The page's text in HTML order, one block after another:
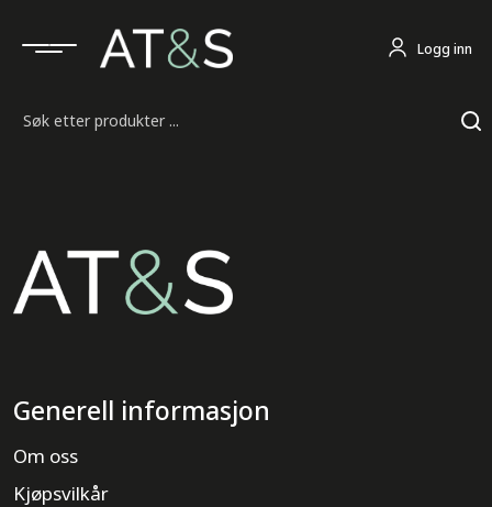
Logg inn
Generell informasjon
Om oss
Kjøpsvilkår